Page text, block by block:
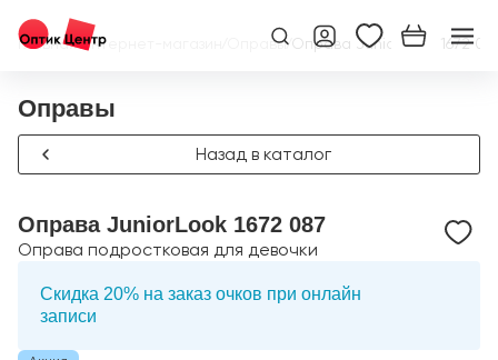
Главная/Интернет-магазин Оправы/Оправа JuniorLook 1672
Оправы
Назад в каталог
Оправа JuniorLook 1672 087
Оправа подростковая для девочки
Скидка 20% на заказ очков при онлайн
записи